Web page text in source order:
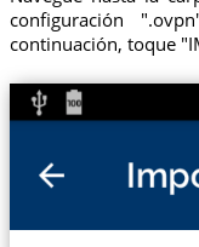
configuración
continuación, toque